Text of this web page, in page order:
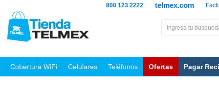
telmex.com
800 123 2222
Cobertura WiFi Celulares Teléfonos Ofertas Pagar